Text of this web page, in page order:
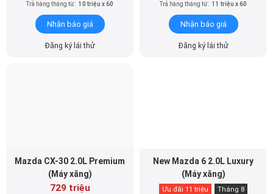
Trả hàng tháng từ: 10 triệu x 60
Nhận báo giá
Đăng ký lái thử
Trả hàng tháng từ: 11 triệu x 60
Nhận báo giá
Đăng ký lái thử
Mazda CX-30 2.0L Premium
(Máy xăng)
729 triệu
New Mazda 6 2.0L Luxury
(Máy xăng)
Ưu đãi 11 triệu Tháng 8